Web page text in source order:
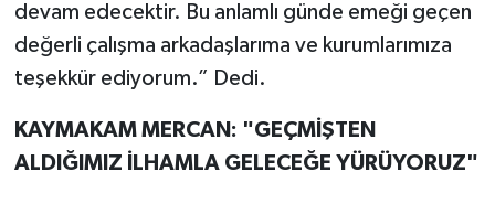
devam edecektir. Bu anlamlı günde emeği geçen
değerli çalışma arkadaşlarıma ve kurumlarımıza
teşekkür ediyorum.” Dedi.
KAYMAKAM MERCAN: "GEÇMİŞTEN
ALDIĞIMIZ İLHAMLA GELECEĞE YÜRÜYORUZ"